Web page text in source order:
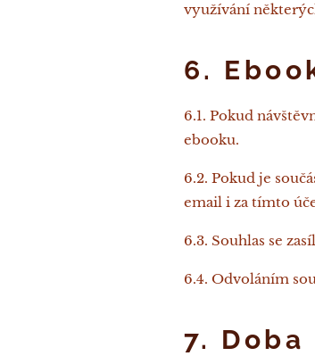
využívání
6.
6.1. Pokud
ebooku.
6.2. Pokud je
email i za tímto
6.3. Souhlas se
6.4. Odvoláním
7.